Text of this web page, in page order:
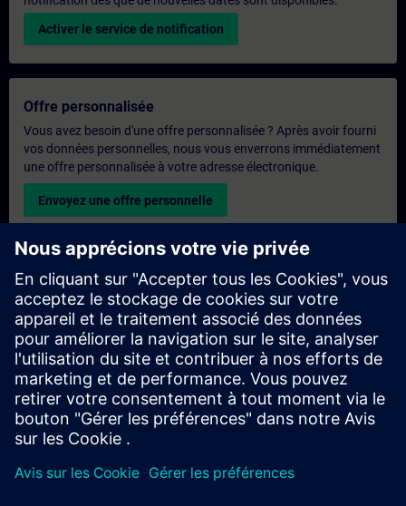
Activer le service de notification
Offre personnalisée
Vous avez besoin d'une offre personnalisée ? Après avoir fourni
vos données personnelles, nous vous enverrons immédiatement
une offre personnalisée à votre adresse électronique.
Envoyez une offre personnelle
Demande de formation exclusive
Veuillez remplir le formulaire ci-dessous si vous souhaitez
obtenir un devis pour une formation exclusive, que ce soit sur
site, en ligne ou dans notre centre de formation SITRAIN. Ce
type de demande convient aux groupes plus importants (6
personnes ou plus). Après avoir fourni vos coordonnées et vos
besoins en matière de formation, vous recevrez un devis de
notre part.
Demander un devis exclusif